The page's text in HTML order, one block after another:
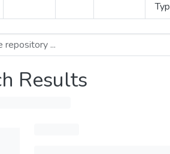
Results